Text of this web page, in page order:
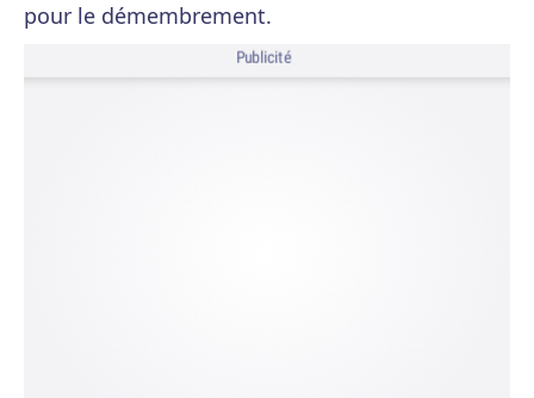
pour le démembrement.
Publicité